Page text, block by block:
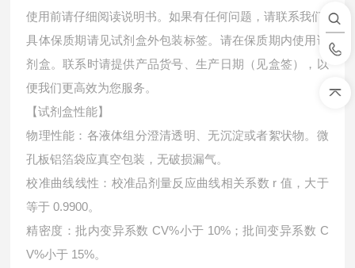
使用前请仔细阅读说明书。如果有任何问题，请联系我们
具体保质期请见试剂盒外包装标签。请在保质期内使用试
剂盒。联系时请提供产品货号、生产日期（见盒签），以
便我们更高效为您服务。
【试剂盒性能】
物理性能：各液体组分澄清透明、无沉淀或者絮状物。微
孔板铝箔袋应真空包装，无破损漏气。
校准曲线线性：校准品剂量反应曲线相关系数 r 值，大于
等于 0.9900。
精密度：批内变异系数 CV%小于 10%；批间变异系数 C
V%小于 15%。